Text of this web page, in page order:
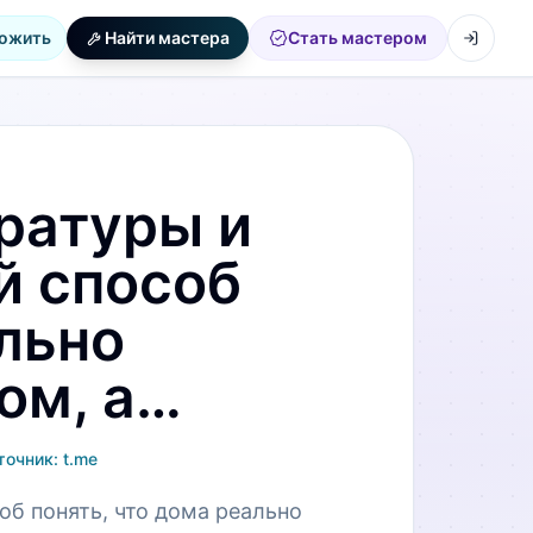
Найти мастера Стать мастером
и
способ
а…
t.me
понять, что дома реально